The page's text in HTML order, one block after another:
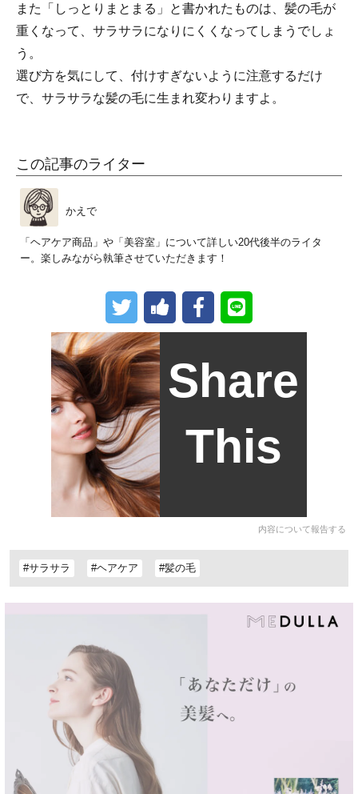
また「しっとりまとまる」と書かれたものは、髪の毛が
重くなって、サラサラになりにくくなってしまうでしょ
う。
選び方を気にして、付けすぎないように注意するだけ
で、サラサラな髪の毛に生まれ変わりますよ。
この記事のライター
かえで
「ヘアケア商品」や「美容室」について詳しい20代後半のライタ
ー。楽しみながら執筆させていただきます！
Share
This
内容について報告する
#サラサラ #ヘアケア #髪の毛